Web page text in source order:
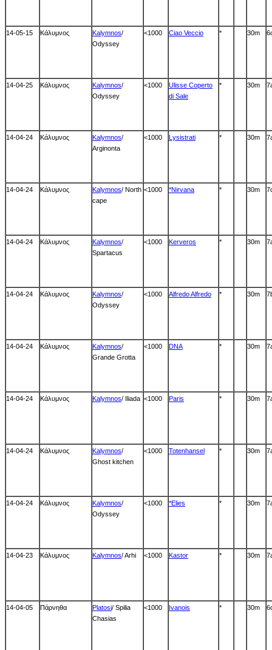
14-05-15 Κάλυμνος Kalymnos/
Odyssey
<1000 Ciao Veccio * 30m
14-04-25 Κάλυμνος Kalymnos/
Odyssey
<1000
Ulisse Coperto
di Sale
* 30m
14-04-24 Κάλυμνος Kalymnos/
Arginonta
<1000 Lysistrati * 30m
14-04-24 Κάλυμνος Kalymnos/ North
cape
<1000 *Nirvana * 30m
14-04-24 Κάλυμνος Kalymnos/
Spartacus
<1000 Kerveros * 30m
14-04-24 Κάλυμνος Kalymnos/
Odyssey
<1000 Alfredo Alfredo * 30m
14-04-24 Κάλυμνος Kalymnos/
Grande Grotta
<1000 DNA * 30m
14-04-24 Κάλυμνος Kalymnos/ Iliada <1000 Paris * 30m
14-04-24 Κάλυμνος Kalymnos/
Ghost kitchen
<1000 Totenhansel * 30m
14-04-24 Κάλυμνος Kalymnos/
Odyssey
<1000 *Elies * 30m
14-04-23 Κάλυμνος Kalymnos/ Arhi <1000 Kastor * 30m
14-04-05 Πάρνηθα Platosi/ Spilia
Chasias
<1000 Ivanois * 30m